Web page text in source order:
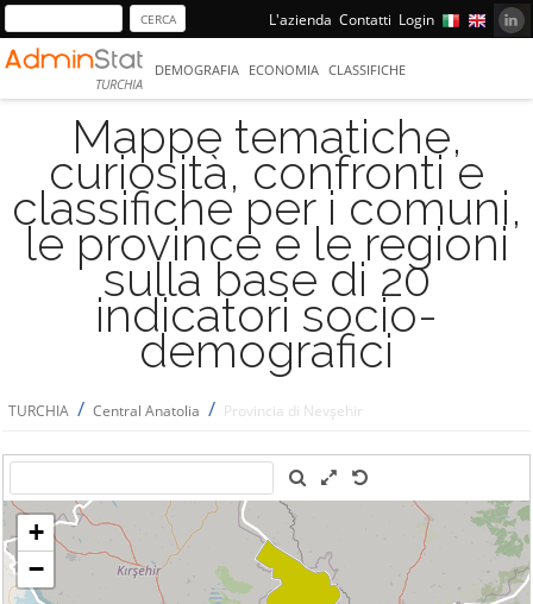
L'azienda Contatti Login
TURCHIA
DEMOGRAFIA ECONOMIA CLASSIFICHE
Mappe tematiche,
curiosità, confronti e
classifiche per i comuni,
le province e le regioni
sulla base di 20
indicatori socio-
demografici
TURCHIA / Central Anatolia / Provincia di Nevşehir